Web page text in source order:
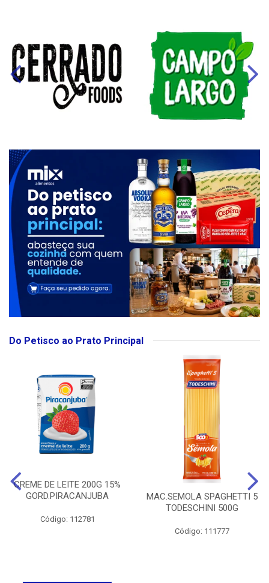
Do Petisco ao Prato Principal
CREME DE LEITE 200G 15%
GORD.PIRACANJUBA
Código: 112781
MAC.SEMOLA SPAGHETTI 5
TODESCHINI 500G
Código: 111777